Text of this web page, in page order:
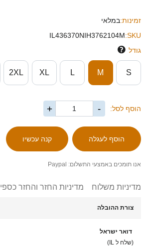
זמינות:במלאי
SKU:
IL436370NIH3762104M
גודל
S
M
L
XL
2XL
הוסף לסל: -
+
אנו תומכים באמצעי התשלום: Paypal
מדיניות משלוח מדיניות החזר והחזר כספי
צורת ההובלה
דואר ישראל
(שלח ל IL)